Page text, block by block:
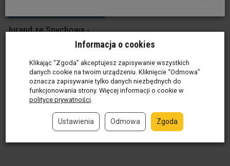
Jurand ze Spychowa -
35,01 zł / szt.
szt.
Informacja o cookies
Klikając “Zgoda” akceptujesz zapisywanie wszystkich
danych cookie na twoim urządzeniu. Kliknięcie “Odmowa”
oznacza zapisywanie tylko danych niezbędnych do
funkcjonowania strony. Więcej informacji o cookie w
polityce prywatności
Ustawienia Odmowa Zgoda